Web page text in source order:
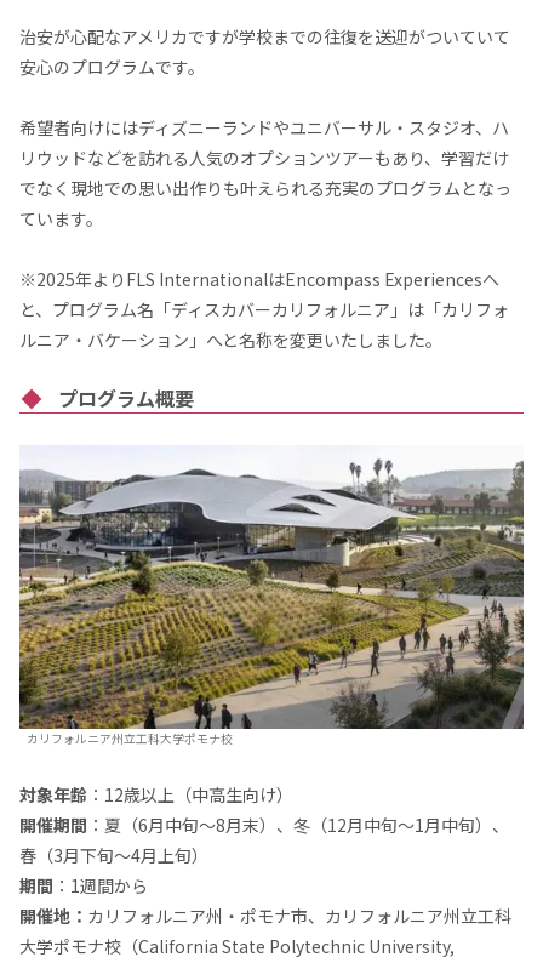
治安が心配なアメリカですが学校までの往復を送迎がついていて
安心のプログラムです。
希望者向けにはディズニーランドやユニバーサル・スタジオ、ハ
リウッドなどを訪れる人気のオプションツアーもあり、学習だけ
でなく現地での思い出作りも叶えられる充実のプログラムとなっ
ています。
※2025年よりFLS InternationalはEncompass Experiencesへ
と、プログラム名「ディスカバーカリフォルニア」は「カリフォ
ルニア・バケーション」へと名称を変更いたしました。
プログラム概要
カリフォルニア州立工科大学ポモナ校
対象年齢 ：12歳以上（中高生向け）
開催期間 ：夏（6月中旬～8月末）、冬（12月中旬～1月中旬）、
春（3月下旬～4月上旬）
期間 ：1週間から
開催地： カリフォルニア州・ポモナ市、カリフォルニア州立工科
大学ポモナ校（California State Polytechnic University,